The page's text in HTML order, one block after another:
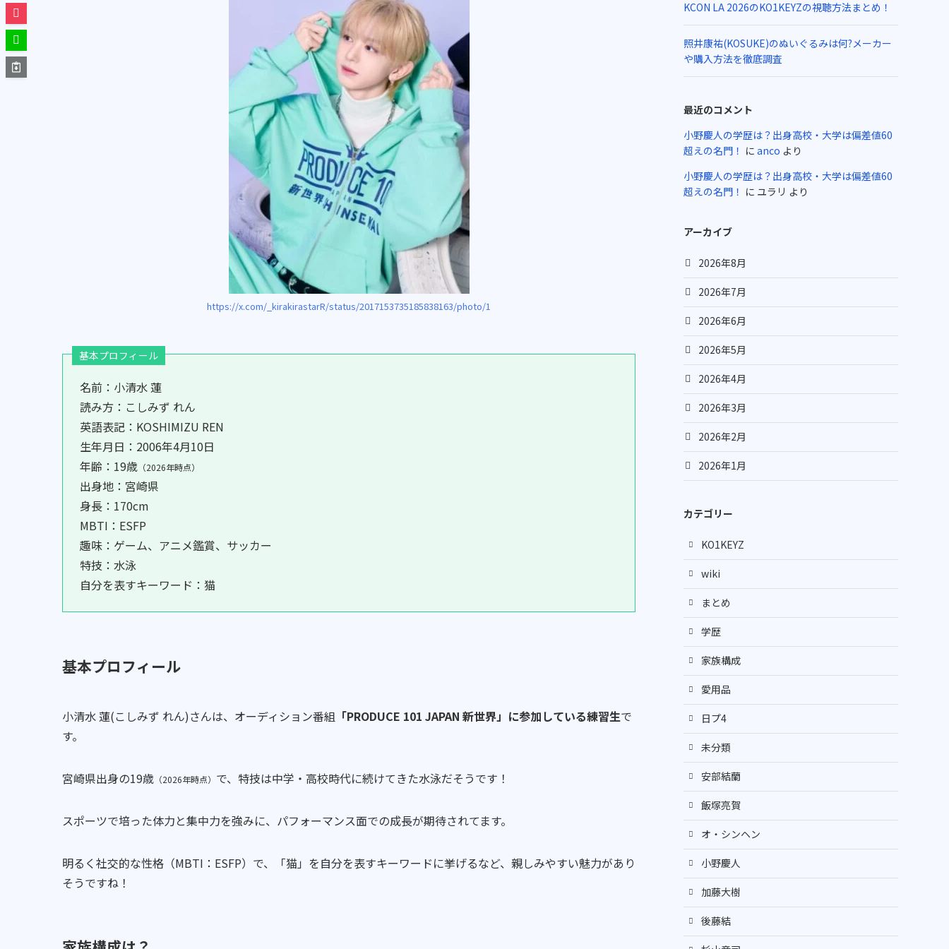
https://x.com/_kirakirastarR/status/2017153735185838163/photo/1
基本プロフィール
名前：小清水 蓮
読み方：こしみず れん
英語表記：KOSHIMIZU REN
生年月日：2006年4月10日
年齢：19歳 （2026年時点）
出身地：宮崎県
身長：170cm
MBTI：ESFP
趣味：ゲーム、アニメ鑑賞、サッカー
特技：水泳
自分を表すキーワード：猫
基本プロフィール
小清水 蓮(こしみず れん)さんは、オーディション番組 「PRODUCE 101 JAPAN 新世界」に参加している練習生で
す。
宮崎県出身の19歳 （2026年時点） で、特技は中学・高校時代に続けてきた水泳だそうです！
スポーツで培った体力と集中力を強みに、パフォーマンス面での成長が期待されてます。
明るく社交的な性格（MBTI：ESFP）で、「猫」を自分を表すキーワードに挙げるなど、親しみやすい魅力があり
そうですね！
KCON LA 2026のKO1KEYZの視聴方法まとめ！
照井康祐(KOSUKE)のぬいぐるみは何?メーカー
や購入方法を徹底調査
最近のコメント
小野慶人の学歴は？出身高校・大学は偏差値60
超えの名門！ に anco より
小野慶人の学歴は？出身高校・大学は偏差値60
超えの名門！ に ユラリ より
アーカイブ
2026年8月
2026年7月
2026年6月
2026年5月
2026年4月
2026年3月
2026年2月
2026年1月
カテゴリー
KO1KEYZ
wiki
まとめ
学歴
家族構成
愛用品
日プ4
未分類
安部結蘭
飯塚亮賀
オ・シンヘン
小野慶人
加藤大樹
後藤結